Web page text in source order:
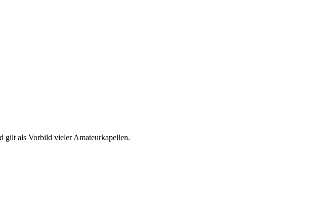
gilt als Vorbild vieler Amateurkapellen.